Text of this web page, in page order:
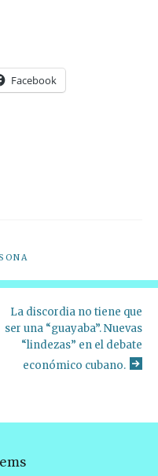
Facebook
La discordia no tiene que
ser una “guayaba”. Nuevas
“lindezas” en el debate
económico cubano.